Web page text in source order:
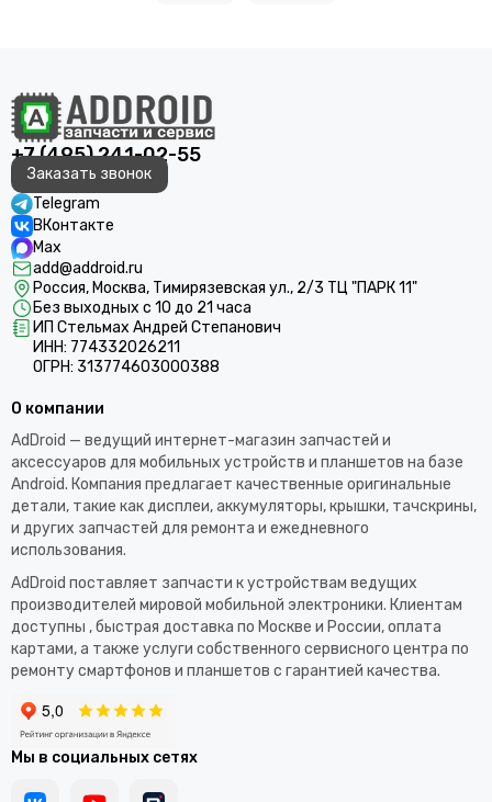
+7 (495) 241-02-55
Заказать звонок
Telegram
ВКонтакте
Max
add@addroid.ru
Россия, Москва, Тимирязевская ул., 2/3 ТЦ "ПАРК 11"
Без выходных с 10 до 21 часа
ИП Стельмах Андрей Степанович
ИНН: 774332026211
ОГРН: 313774603000388
О компании
AdDroid — ведущий интернет-магазин запчастей и
аксессуаров для мобильных устройств и планшетов на базе
Android. Компания предлагает качественные оригинальные
детали, такие как дисплеи, аккумуляторы, крышки, тачскрины,
и других запчастей для ремонта и ежедневного
использования.​
AdDroid поставляет запчасти к устройствам ведущих
производителей мировой мобильной электроники. Клиентам
доступны , быстрая доставка по Москве и России, оплата
картами, а также услуги собственного сервисного центра по
ремонту смартфонов и планшетов с гарантией качества.
Мы в социальных сетях